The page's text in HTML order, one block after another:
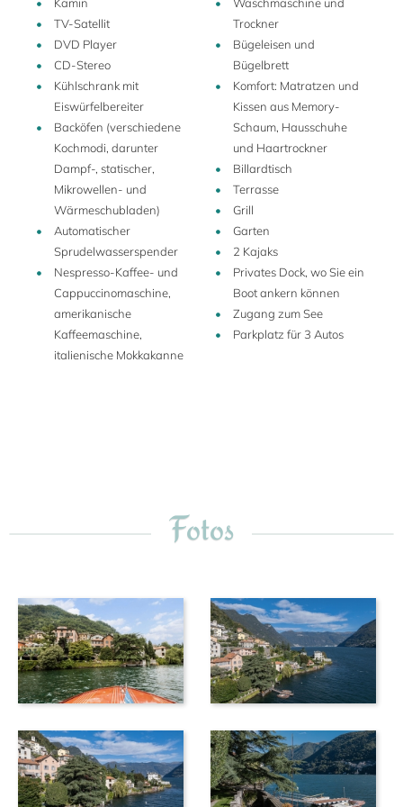
Gabbana-, Gucci- und Ferragamo-Outlets.
TV-Satellit
DVD Player
CD-Stereo
Kühlschrank mit
Eiswürfelbereiter
Backöfen (verschiedene
Kochmodi, darunter
Dampf-, statischer,
Mikrowellen- und
Wärmeschubladen)
Automatischer
Sprudelwasserspender
Nespresso-Kaffee- und
Cappuccinomaschine,
amerikanische
Kaffeemaschine,
italienische Mokkakanne
Trockner
Bügeleisen und
Bügelbrett
Komfort: Matratzen und
Kissen aus Memory-
Schaum, Hausschuhe
und Haartrockner
Billardtisch
Terrasse
Grill
Garten
2 Kajaks
Privates Dock, wo Sie ein
Boot ankern können
Zugang zum See
Parkplatz für 3 Autos
Fotos